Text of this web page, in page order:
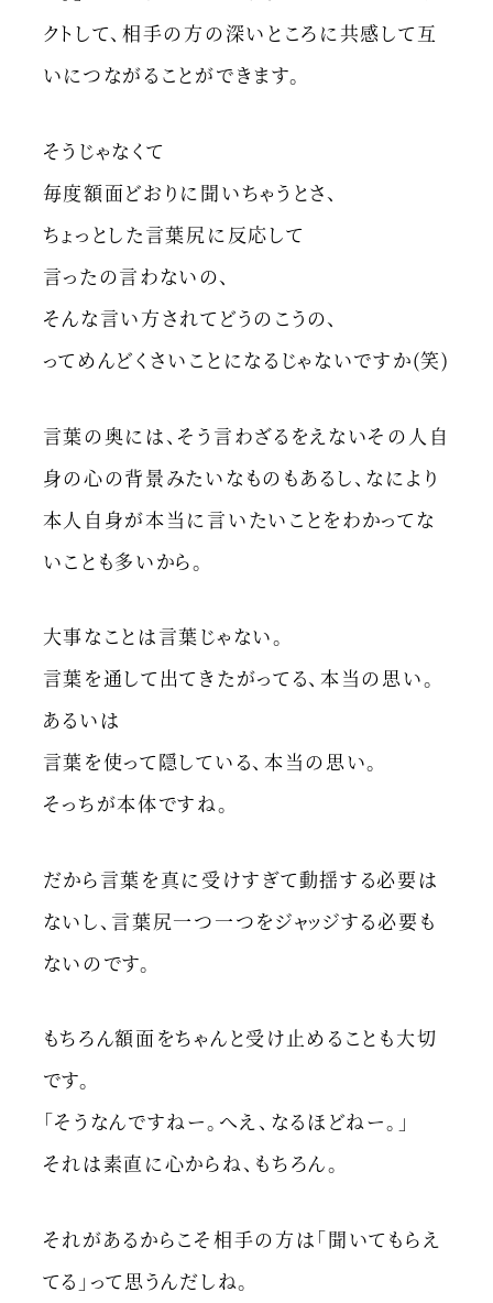
クトして、相手の方の深いところに共感して互
いにつながることができます。
そうじゃなくて
毎度額面どおりに聞いちゃうとさ、
ちょっとした言葉尻に反応して
言ったの言わないの、
そんな言い方されてどうのこうの、
ってめんどくさいことになるじゃないですか(笑)
言葉の奥には、そう言わざるをえないその人自
身の心の背景みたいなものもあるし、なにより
本人自身が本当に言いたいことをわかってな
いことも多いから。
大事なことは言葉じゃない。
言葉を通して出てきたがってる、本当の思い。
あるいは
言葉を使って隠している、本当の思い。
そっちが本体ですね。
だから言葉を真に受けすぎて動揺する必要は
ないし、言葉尻一つ一つをジャッジする必要も
ないのです。
もちろん額面をちゃんと受け止めることも大切
です。
「そうなんですねー。へえ、なるほどねー。」
それは素直に心からね、もちろん。
それがあるからこそ相手の方は「聞いてもらえ
てる」って思うんだしね。